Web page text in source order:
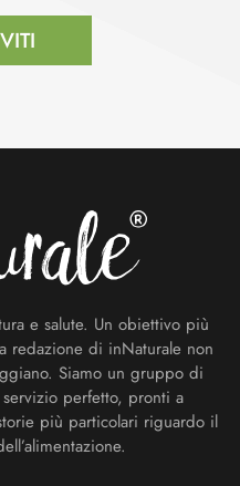
e salute. Un obiettivo più
redazione di inNaturale non
Siamo un gruppo di
perfetto, pronti a
più particolari riguardo il